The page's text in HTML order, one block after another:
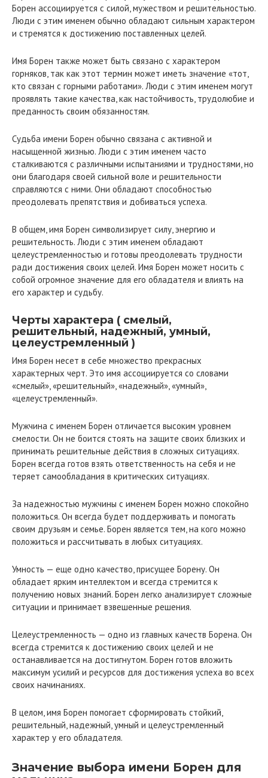
Борен ассоциируется с силой, мужеством и решительностью.
Люди с этим именем обычно обладают сильным характером
и стремятся к достижению поставленных целей.
Имя Борен также может быть связано с характером
горняков, так как этот термин может иметь значение «тот,
кто связан с горными работами». Люди с этим именем могут
проявлять такие качества, как настойчивость, трудолюбие и
преданность своим обязанностям.
Судьба имени Борен обычно связана с активной и
насыщенной жизнью. Люди с этим именем часто
сталкиваются с различными испытаниями и трудностями, но
они благодаря своей сильной воле и решительности
справляются с ними. Они обладают способностью
преодолевать препятствия и добиваться успеха.
В общем, имя Борен символизирует силу, энергию и
решительность. Люди с этим именем обладают
целеустремленностью и готовы преодолевать трудности
ради достижения своих целей. Имя Борен может носить с
собой огромное значение для его обладателя и влиять на
его характер и судьбу.
Черты характера ( смелый,
решительный, надежный, умный,
целеустремленный )
Имя Борен несет в себе множество прекрасных
характерных черт. Это имя ассоциируется со словами
«смелый», «решительный», «надежный», «умный»,
«целеустремленный».
Мужчина с именем Борен отличается высоким уровнем
смелости. Он не боится стоять на защите своих близких и
принимать решительные действия в сложных ситуациях.
Борен всегда готов взять ответственность на себя и не
теряет самообладания в критических ситуациях.
За надежностью мужчины с именем Борен можно спокойно
положиться. Он всегда будет поддерживать и помогать
своим друзьям и семье. Борен является тем, на кого можно
положиться и рассчитывать в любых ситуациях.
Умность — еще одно качество, присущее Борену. Он
обладает ярким интеллектом и всегда стремится к
получению новых знаний. Борен легко анализирует сложные
ситуации и принимает взвешенные решения.
Целеустремленность — одно из главных качеств Борена. Он
всегда стремится к достижению своих целей и не
останавливается на достигнутом. Борен готов вложить
максимум усилий и ресурсов для достижения успеха во всех
своих начинаниях.
В целом, имя Борен помогает сформировать стойкий,
решительный, надежный, умный и целеустремленный
характер у его обладателя.
Значение выбора имени Борен для